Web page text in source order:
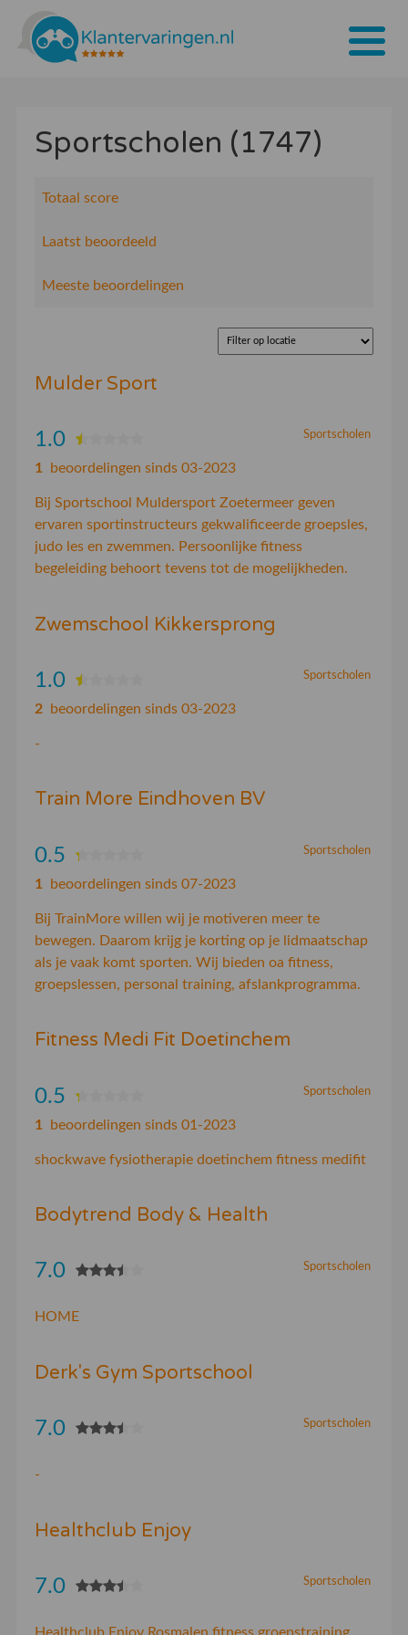
Tarieven
Inloggen
Sportscholen (1747)
Totaal score
Laatst beoordeeld
Meeste beoordelingen
Mulder Sport
Sportscholen
1.0
1 beoordelingen sinds 03-2023
Bij Sportschool Muldersport Zoetermeer geven
ervaren sportinstructeurs gekwalificeerde groepsles,
judo les en zwemmen. Persoonlijke fitness
begeleiding behoort tevens tot de mogelijkheden.
Zwemschool Kikkersprong
Sportscholen
1.0
2beoordelingen sinds 03-2023
-
Train More Eindhoven BV
Sportscholen
0.5
1 beoordelingen sinds 07-2023
Bij TrainMore willen wij je motiveren meer te
bewegen. Daarom krijg je korting op je lidmaatschap
als je vaak komt sporten. Wij bieden oa fitness,
groepslessen, personal training, afslankprogramma.
Fitness Medi Fit Doetinchem
Sportscholen
0.5
1 beoordelingen sinds 01-2023
shockwave fysiotherapie doetinchem fitness medifit
Bodytrend Body & Health
Sportscholen
7.0
HOME
Derk's Gym Sportschool
Sportscholen
7.0
-
Healthclub Enjoy
Sportscholen
7.0